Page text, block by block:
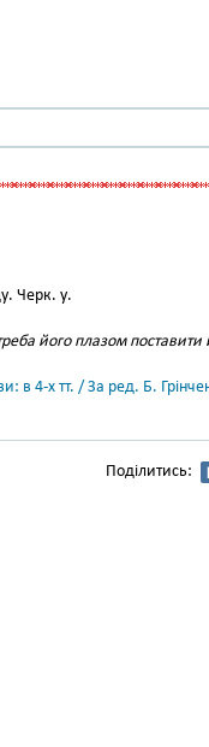
Черк. у.
його плазом
в 4-х тт. / За ред. Б.
Поділитись: